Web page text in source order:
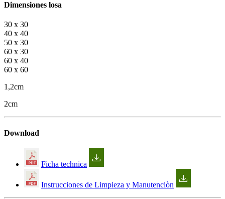
Dimensiones losa
30 x 30
40 x 40
50 x 30
60 x 30
60 x 40
60 x 60
1,2cm
2cm
Download
Ficha technica
Instrucciones de Limpieza y Manutenciòn